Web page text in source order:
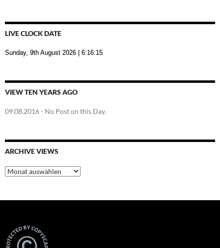
LIVE CLOCK DATE
Sunday, 9th August 2026 | 6:16:16
VIEW TEN YEARS AGO
09.08.2016- No Post on this Day.
ARCHIVE VIEWS
Archive
Views